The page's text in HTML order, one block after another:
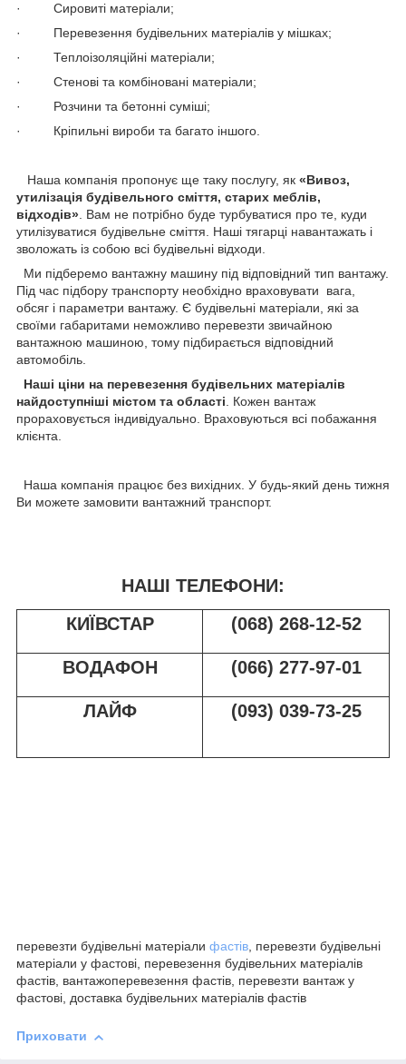
· Сировиті матеріали;
· Перевезення будівельних матеріалів у мішках;
· Теплоізоляційні матеріали;
· Стенові та комбіновані матеріали;
· Розчини та бетонні суміші;
· Кріпильні вироби та багато іншого.
Наша компанія пропонує ще таку послугу, як «Вивоз,
утилізація будівельного сміття, старих меблів,
відходів» . Вам не потрібно буде турбуватися про те, куди
утилізуватися будівельне сміття. Наші тягарці навантажать і
зволожать із собою всі будівельні відходи.
Ми підберемо вантажну машину під відповідний тип вантажу.
Під час підбору транспорту необхідно враховувати вага,
обсяг і параметри вантажу. Є будівельні матеріали, які за
своїми габаритами неможливо перевезти звичайною
вантажною машиною, тому підбирається відповідний
автомобіль.
Наші ціни на перевезення будівельних матеріалів
найдоступніші містом та області . Кожен вантаж
прораховується індивідуально. Враховуються всі побажання
клієнта.
Наша компанія працює без вихідних. У будь-який день тижня
Ви можете замовити вантажний транспорт.
НАШІ ТЕЛЕФОНИ:
КИЇВСТАР
(068) 268-12-52
ВОДАФОН (066) 277-97-01
ЛАЙФ (093) 039-73-25
перевезти будівельні матеріали фастів, перевезти будівельні
матеріали у фастові, перевезення будівельних матеріалів
фастів, вантажоперевезення фастів, перевезти вантаж у
фастові, доставка будівельних матеріалів фастів
Приховати